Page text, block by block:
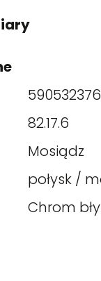
82.17.6
Mosiądz
połysk /
Chrom